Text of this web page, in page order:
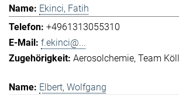
Ekinci, Fatih
+4961313055310
f.ekinci@...
Aerosolchemie Team
Elbert, Wolfgang